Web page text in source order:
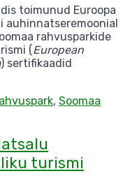
toimunud Euroopa
auhinnatseremoonial
rahvusparkide
(European
) sertifikaadid
, Soomaa
turismi